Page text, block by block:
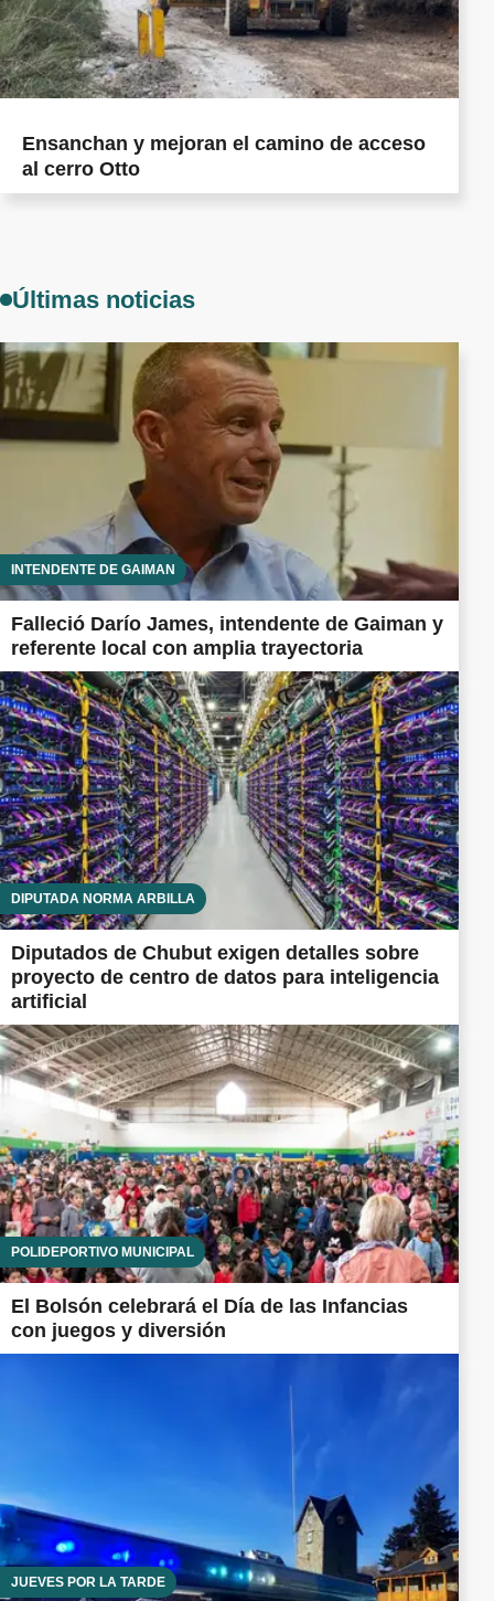
Ensanchan y mejoran el camino de acceso
al cerro Otto
Últimas noticias
INTENDENTE DE GAIMAN
Falleció Darío James, intendente de Gaiman y
referente local con amplia trayectoria
DIPUTADA NORMA ARBILLA
Diputados de Chubut exigen detalles sobre
proyecto de centro de datos para inteligencia
artificial
POLIDEPORTIVO MUNICIPAL
El Bolsón celebrará el Día de las Infancias
con juegos y diversión
JUEVES POR LA TARDE